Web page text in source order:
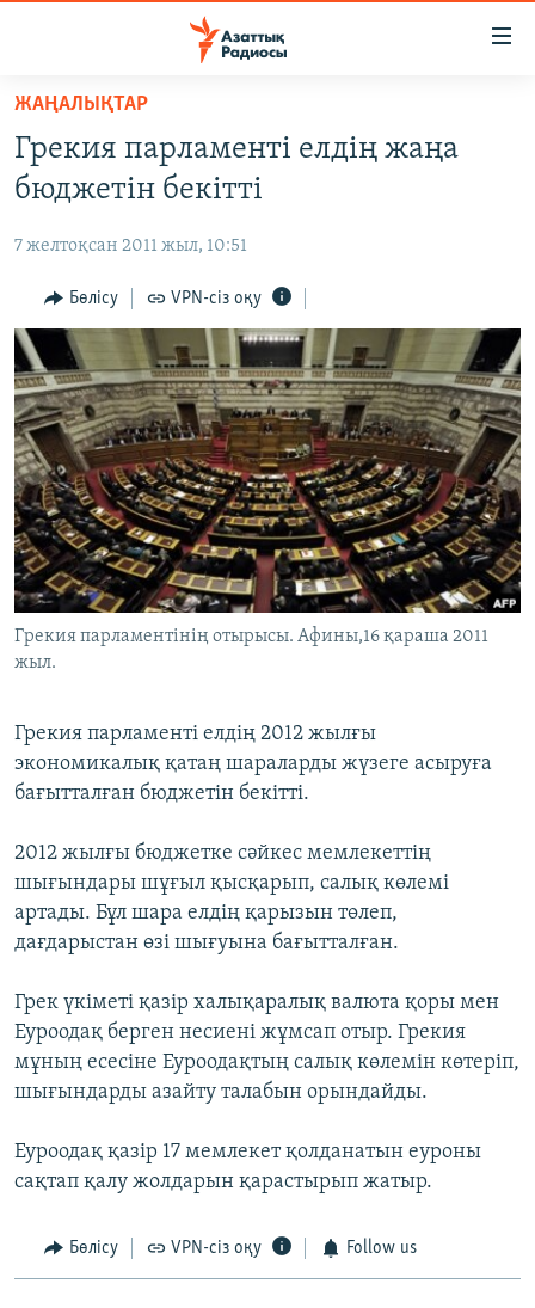
Skip
main
content
to
Navigation
Skip
to
Search
САЯСАТ
ҚАҢТАР ОҚИҒАСЫ
АДАМ ҚҰҚЫҚТАРЫ
ӘЛЕУМЕТ
ӘЛЕМ
АРНАЙЫ ЖОБАЛАР
Русский
ЖАЗЫЛЫҢЫЗ
Басқа тілдерде
ЖАҢАЛЫҚТАР
Грекия парламенті елдің жаңа
бюджетін бекітті
7 желтоқсан 2011 жыл, 10:51
Бөлісу VPN-сіз оқу
Грекия парламентінің отырысы. Афины,16 қараша 2011
жыл.
Грекия парламенті елдің 2012 жылғы
экономикалық қатаң шараларды жүзеге асыруға
бағытталған бюджетін бекітті.
2012 жылғы бюджетке сәйкес мемлекеттің
шығындары шұғыл қысқарып, салық көлемі
артады. Бұл шара елдің қарызын төлеп,
дағдарыстан өзі шығуына бағытталған.
Грек үкіметі қазір халықаралық валюта қоры мен
Еуроодақ берген несиені жұмсап отыр. Грекия
мұның есесіне Еуроодақтың салық көлемін көтеріп,
шығындарды азайту талабын орындайды.
Еуроодақ қазір 17 мемлекет қолданатын еуроны
сақтап қалу жолдарын қарастырып жатыр.
Бөлісу VPN-сіз оқу Follow us